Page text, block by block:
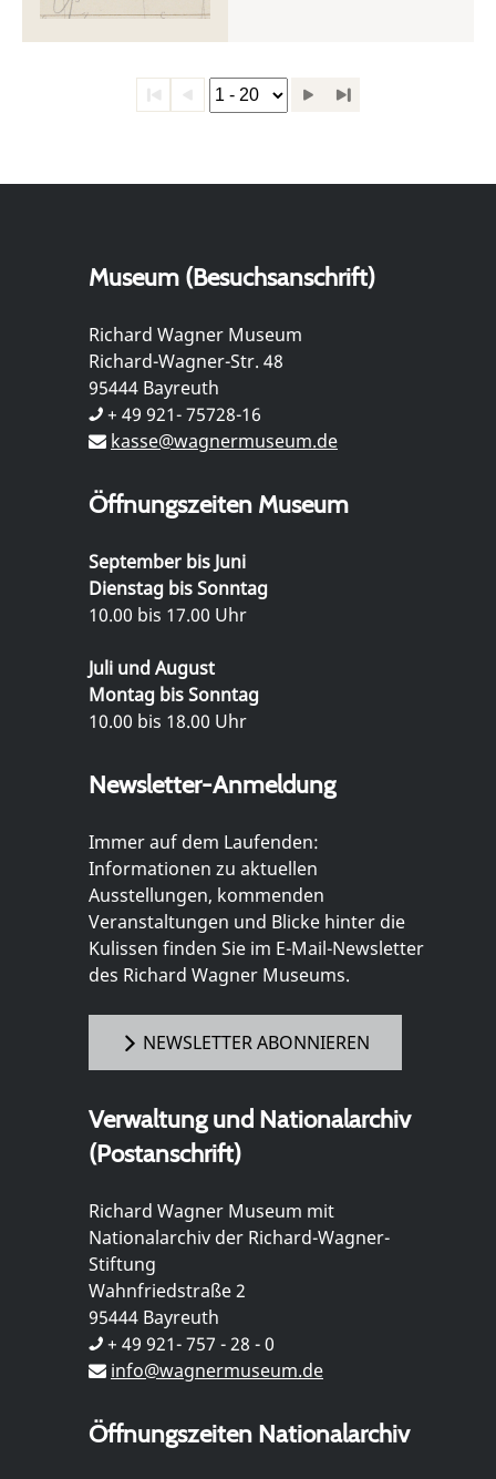
Museum (Besuchsanschrift)
Richard Wagner Museum
Richard-Wagner-Str. 48
95444 Bayreuth
+ 49 921- 75728-16
kasse@wagnermuseum.de
Öffnungszeiten Museum
September bis Juni
Dienstag bis Sonntag
10.00 bis 17.00 Uhr
Juli und August
Montag bis Sonntag
10.00 bis 18.00 Uhr
Newsletter-Anmeldung
Immer auf dem Laufenden:
Informationen zu aktuellen
Ausstellungen, kommenden
Veranstaltungen und Blicke hinter die
Kulissen finden Sie im E-Mail-Newsletter
des Richard Wagner Museums.
NEWSLETTER ABONNIEREN
Verwaltung und Nationalarchiv
(Postanschrift)
Richard Wagner Museum mit
Nationalarchiv der Richard-Wagner-
Stiftung
Wahnfriedstraße 2
95444 Bayreuth
+ 49 921- 757 - 28 - 0
info@wagnermuseum.de
Öffnungszeiten Nationalarchiv